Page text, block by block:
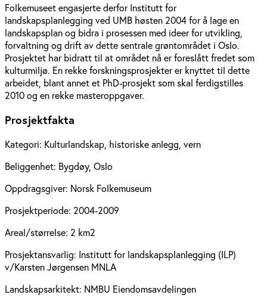
Folkemuseet engasjerte derfor Institutt for
landskapsplanlegging ved UMB høsten 2004 for å lage en
landskapsplan og bidra i prosessen med ideer for utvikling,
forvaltning og drift av dette sentrale grøntområdet i Oslo.
Prosjektet har bidratt til at området nå er foreslått fredet som
kulturmiljø. En rekke forskningsprosjekter er knyttet til dette
arbeidet, blant annet et PhD-prosjekt som skal ferdigstilles
2010 og en rekke masteroppgaver.
Prosjektfakta
Kategori: Kulturlandskap, historiske anlegg, vern
Beliggenhet: Bygdøy, Oslo
Oppdragsgiver: Norsk Folkemuseum
Prosjektperiode: 2004-2009
Areal/størrelse: 2 km2
Prosjektansvarlig: Institutt for landskapsplanlegging (ILP)
v/Karsten Jørgensen MNLA
Landskapsarkitekt: NMBU Eiendomsavdelingen